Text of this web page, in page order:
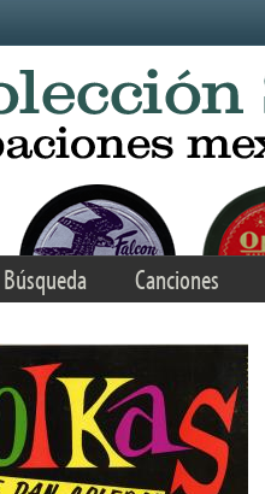
Búsqueda Canciones